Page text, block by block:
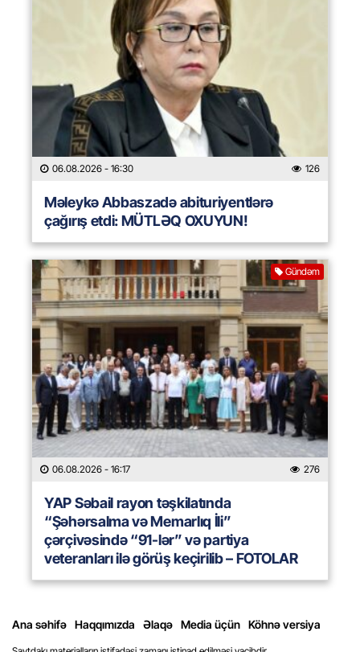
06.08.2026 - 16:30 126
Məleykə Abbaszadə abituriyentlərə
çağırış etdi: MÜTLƏQ OXUYUN!
Gündəm
06.08.2026 - 16:17 276
YAP Səbail rayon təşkilatında
“Şəhərsalma və Memarlıq İli”
çərçivəsində “91-lər” və partiya
veteranları ilə görüş keçirilib – FOTOLAR
Ana səhifə Haqqımızda Əlaqə Media üçün Köhnə versiya